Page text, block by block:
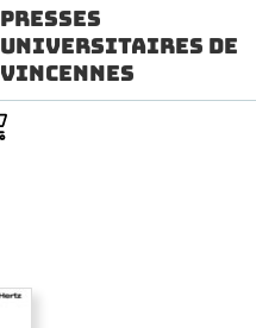
Presses
Universitaires de
Vincennes